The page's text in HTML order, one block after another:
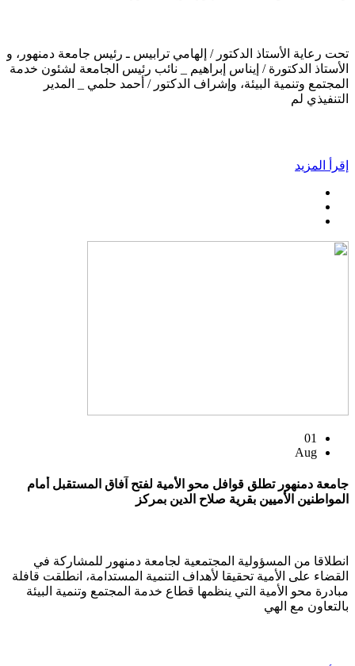
تحت رعاية الأستاذ الدكتور / إلهامي ترابيس ـ رئيس جامعة دمنهور، و
الأستاذ الدكتورة / إيناس إبراهيم _ نائب رئيس الجامعة لشئون خدمة
المجتمع وتنمية البيئة، وإشراف الدكتور / أحمد حلمي _ المدير
التنفيذي لم
إقرأ المزيد
01
Aug
جامعة دمنهور تطلق قوافل محو الأمية لفتح آفاق المستقبل أمام
المواطنين الأميين بقرية صلاح الدين بمركز
انطلاقا من المسؤولية المجتمعية لجامعة دمنهور للمشاركة في
القضاء على الأمية تحقيقا لأهداف التنمية المستدامة، انطلقت قافلة
مبادرة محو الأمية التي ينظمها قطاع خدمة المجتمع وتنمية البيئة
بالتعاون مع الهي